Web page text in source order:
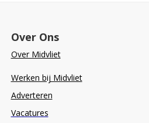
Over Ons
Over Midvliet
Werken bij Midvliet
Adverteren
Vacatures